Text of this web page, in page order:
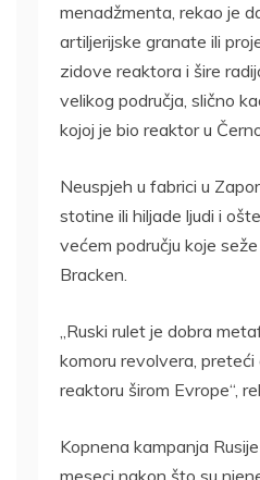
menadžmenta, rekao je
artiljerijske granate ili
zidove reaktora i šire
velikog područja, slično
kojoj je bio reaktor u
Neuspjeh u fabrici u
stotine ili hiljade ljudi i
većem području koje seže
Bracken.
„Ruski rulet je dobra
komoru revolvera,
reaktoru širom Evrope“,
Kopnena kampanja